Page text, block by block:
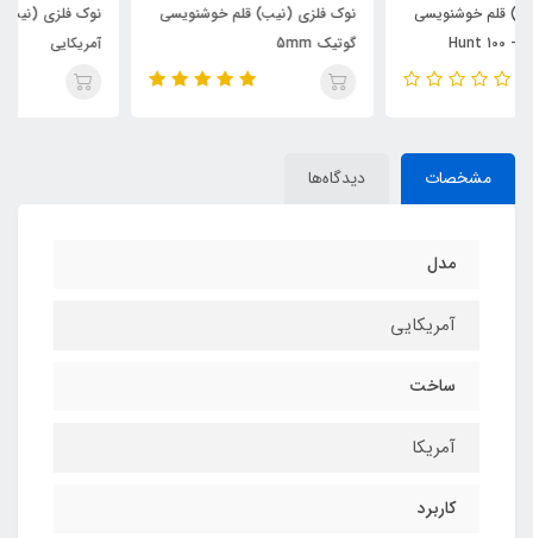
نوک فلزی (نیب) قلم خوشنویسی
گوتیک 5mm
نوک فلزی (نیب) قلم خوشنویسی
مشخصات دیدگاه‌ها
مدل
آمریکایی
ساخت
آمریکا
کاربرد